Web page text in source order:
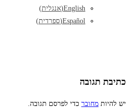
English
(אנגלית)
Español
(ספרדית)
כתיבת תגובה
יש להיות מחובר כדי לפרסם תגובה.